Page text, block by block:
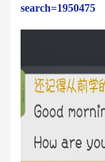
search=1950475